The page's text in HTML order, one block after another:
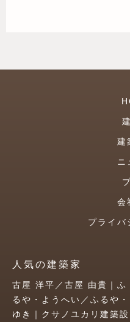
建
ニ
会
プライバ
人気の建築家
古屋 洋平／古屋 由貴｜ふ
るや・ようへい／ふるや・
ゆき｜クサノユカリ建築設